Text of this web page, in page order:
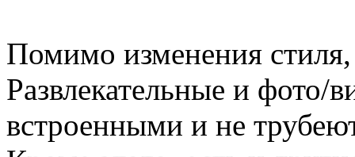
Помимо изменения
Развлекательные и фото/
встроенными и не